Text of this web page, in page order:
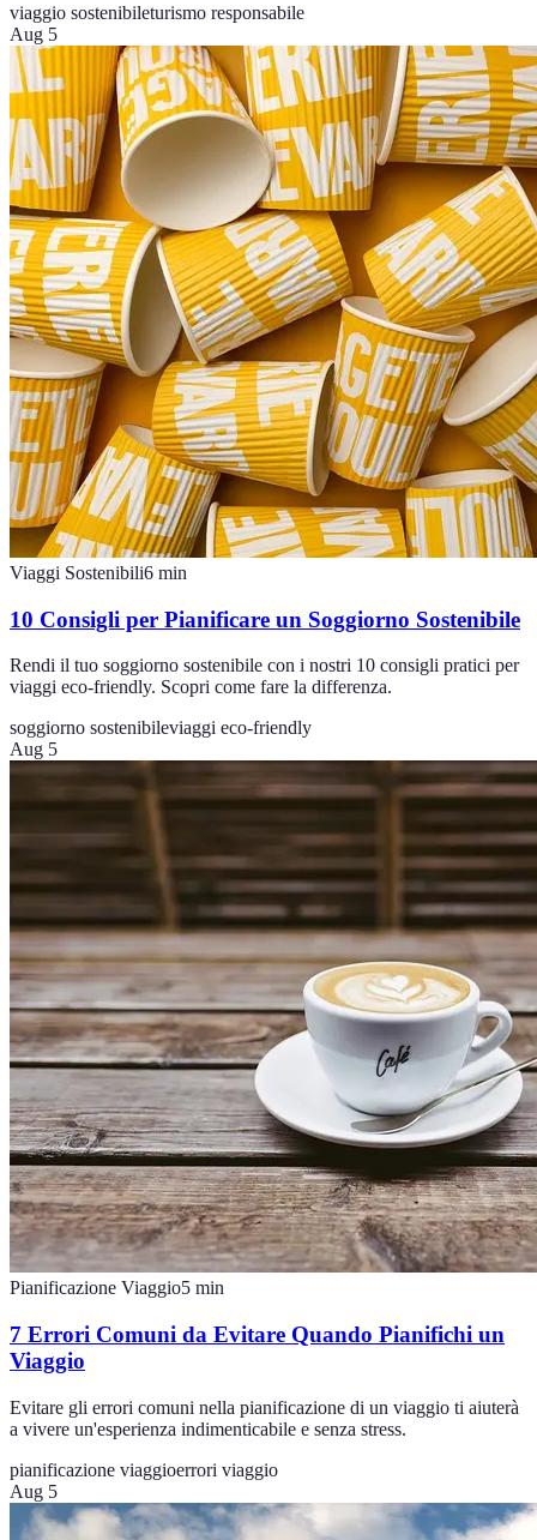
viaggio sostenibileturismo responsabile
Aug 5
Viaggi Sostenibili6 min
10 Consigli per Pianificare un Soggiorno Sostenibile
Rendi il tuo soggiorno sostenibile con i nostri 10 consigli pratici per
viaggi eco-friendly. Scopri come fare la differenza.
soggiorno sostenibileviaggi eco-friendly
Aug 5
Pianificazione Viaggio5 min
7 Errori Comuni da Evitare Quando Pianifichi un
Viaggio
Evitare gli errori comuni nella pianificazione di un viaggio ti aiuterà
a vivere un'esperienza indimenticabile e senza stress.
pianificazione viaggioerrori viaggio
Aug 5